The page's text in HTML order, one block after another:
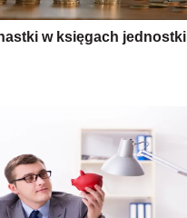
w księgach jednostki